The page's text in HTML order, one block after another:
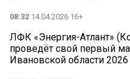
08:32 14.04.2026 16+
ЛФК «Энергия-Атлант»
проведёт свой первый
Ивановской области